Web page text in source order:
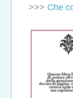
>>> Che